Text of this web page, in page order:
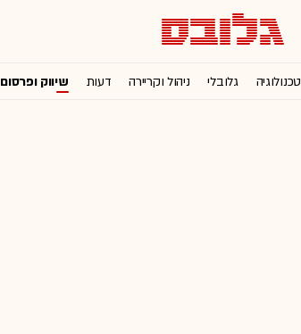
טכנולוגיה גלובלי ניהול וקריירה דעות שיווק ופרסום